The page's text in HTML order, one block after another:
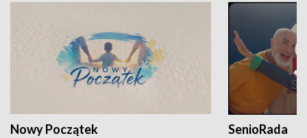
Nowy Początek SenioRada